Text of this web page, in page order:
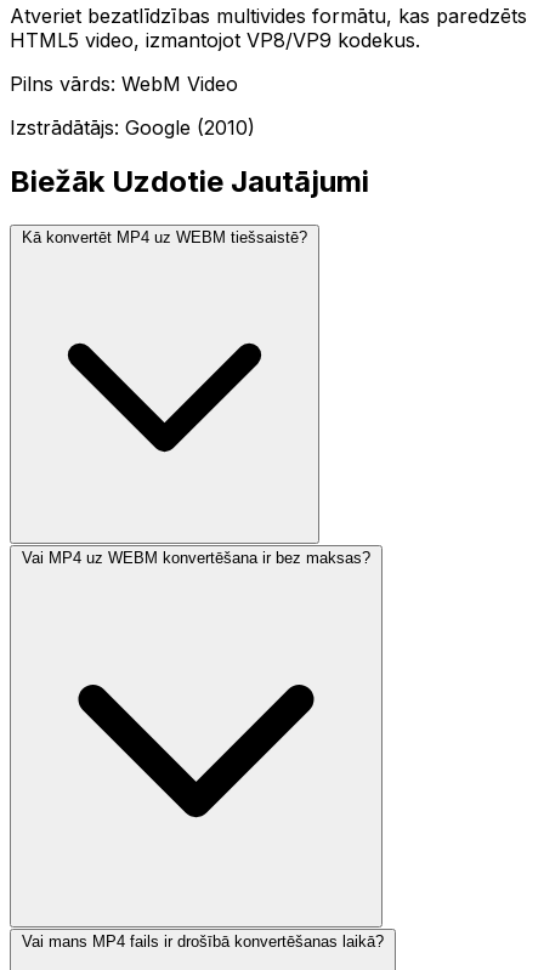
Atveriet bezatlīdzības multivides formātu, kas paredzēts
HTML5 video, izmantojot VP8/VP9 kodekus.
Pilns vārds: WebM Video
Izstrādātājs: Google (2010)
Biežāk Uzdotie Jautājumi
Kā konvertēt MP4 uz WEBM tiešsaistē?
Vai MP4 uz WEBM konvertēšana ir bez maksas?
Vai mans MP4 fails ir drošībā konvertēšanas laikā?